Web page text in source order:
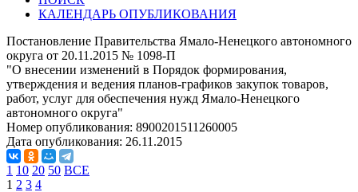
КАЛЕНДАРЬ ОПУБЛИКОВАНИЯ
Постановление Правительства Ямало-Ненецкого автономного
округа от 20.11.2015 № 1098-П
"О внесении изменений в Порядок формирования,
утверждения и ведения планов-графиков закупок товаров,
работ, услуг для обеспечения нужд Ямало-Ненецкого
автономного округа"
Номер опубликования: 8900201511260005
Дата опубликования: 26.11.2015
1 10 20 50 ВСЕ
1 2 3 4